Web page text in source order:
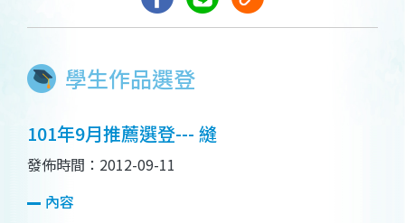
學生作品選登
101年9月推薦選登--- 縫
發佈時間：2012-09-11
內容